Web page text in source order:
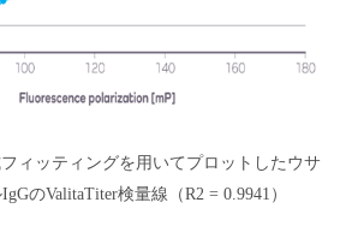
ィッティングを用いてプロットしたウサ
のValitaTiter検量線（R2 = 0.9941）